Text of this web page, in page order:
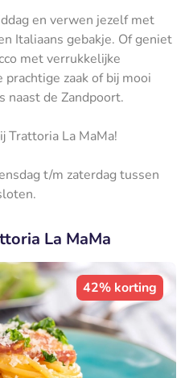
en verwen jezelf met
Italiaans gebakje. Of geniet
met verrukkelijke
zaak of bij mooi
naast de Zandpoort.
Trattoria La MaMa!
t/m zaterdag tussen
La MaMa
42% korting